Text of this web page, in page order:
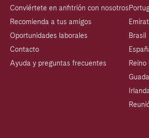
Conviértete en anfitrión con nosotros
Recomienda a tus amigos
Oportunidades laborales
Contacto
Ayuda y preguntas frecuentes
Brasil
Reino